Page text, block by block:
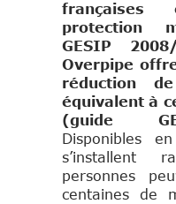
protection
GESIP
Overpipe
réduction
équivalent à
(guide
Disponibles
s’installent
personnes
centaines de